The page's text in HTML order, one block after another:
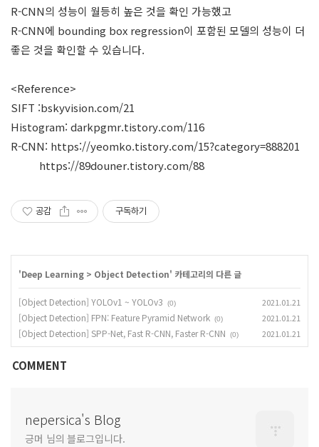
R-CNN의 성능이 월등히 높은 것을 확인 가능했고
R-CNN에 bounding box regression이 포함된 모델의 성능이 더
좋은 것을 확인할 수 있습니다.
<Reference>
SIFT :bskyvision.com/21
Histogram: darkpgmr.tistory.com/116
R-CNN: https://yeomko.tistory.com/15?category=888201
https://89douner.tistory.com/88
공감 구독하기
'Deep Learning > Object Detection' 카테고리의 다른 글
[Object Detection] YOLOv1 ~ YOLOv3 (0) 2021.01.21
[Object Detection] FPN: Feature Pyramid Network (0) 2021.01.21
[Object Detection] SPP-Net, Fast R-CNN, Faster R-CNN (0) 2021.01.21
COMMENT
nepersica's Blog
긍머 님의 블로그입니다.